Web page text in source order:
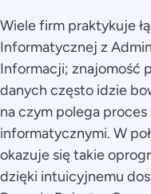
Wiele firm praktykuje
Informatycznej z
Informacji; znajomość
danych często idzie
na czym polega
informatycznymi. W
okazuje się takie
dzięki intuicyjnemu